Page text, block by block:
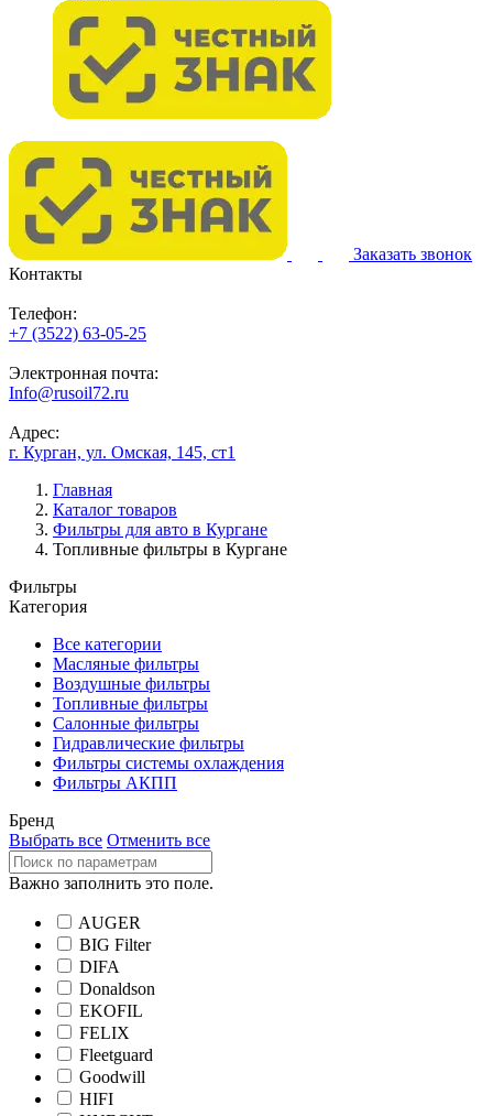
Заказать звонок
Контакты
Телефон:
+7 (3522) 63-05-25
Электронная почта:
Info@rusoil72.ru
Адрес:
г. Курган, ул. Омская, 145, ст1
Главная
Каталог товаров
Фильтры для авто в Кургане
Топливные фильтры в Кургане
Фильтры
Категория
Все категории
Масляные фильтры
Воздушные фильтры
Топливные фильтры
Салонные фильтры
Гидравлические фильтры
Фильтры системы охлаждения
Фильтры АКПП
Бренд
Выбрать все Отменить все
Важно заполнить это поле.
AUGER
BIG Filter
DIFA
Donaldson
EKOFIL
FELIX
Fleetguard
Goodwill
HIFI